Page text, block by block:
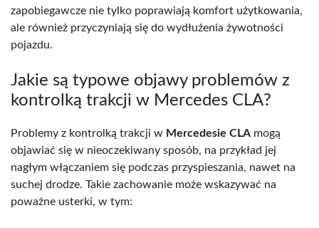
zapobiegawcze nie tylko poprawiają komfort użytkowania,
ale również przyczyniają się do wydłużenia żywotności
pojazdu.
Jakie są typowe objawy problemów z
kontrolką trakcji w Mercedes CLA?
Problemy z kontrolką trakcji w Mercedesie CLA mogą
objawiać się w nieoczekiwany sposób, na przykład jej
nagłym włączaniem się podczas przyspieszania, nawet na
suchej drodze. Takie zachowanie może wskazywać na
poważne usterki, w tym: